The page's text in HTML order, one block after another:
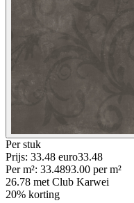
Per stuk
Prijs: 33.48 euro33.48
Per m²: 33.4893.00 per m²
26.78 met Club Karwei
20% korting